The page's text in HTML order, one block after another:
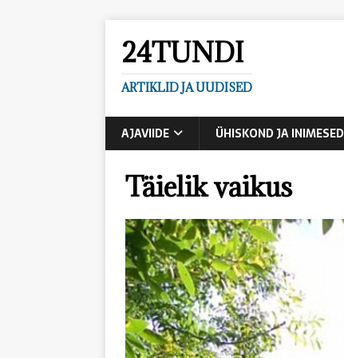
24TUNDI
ARTIKLID JA UUDISED
AJAVIIDE ÜHISKOND JA INIMESED
Täielik vaikus